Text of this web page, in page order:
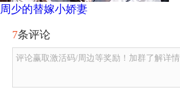
周少的替嫁小娇妻
7条评论
评论赢取激活码/周边等奖励！加群了解详情